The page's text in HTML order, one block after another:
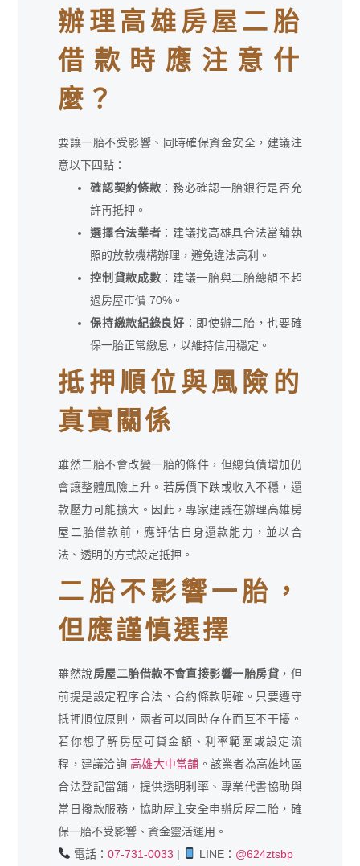
辦理高雄房屋二胎
借款時應注意什
麼？
要讓一胎不受影響、同時確保資金安全，建議注
意以下四點：
確認契約條款 ：務必確認一胎銀行是否允
許再抵押。
選擇合法業者 ：建議找高雄具合法當舖執
照的放款機構辦理，避免違法高利。
控制貸款成數 ：建議一胎與二胎總額不超
過房屋市價 70%。
保持繳款紀錄良好 ：即使辦二胎，也要確
保一胎正常繳息，以維持信用穩定。
抵押順位與風險的
真實關係
雖然二胎不會改變一胎的條件，但總負債增加仍
會讓整體風險上升。若房價下跌或收入不穩，還
款壓力可能擴大。因此，專家建議在辦理高雄房
屋二胎借款前，應評估自身還款能力，並以合
法、透明的方式設定抵押。
二胎不影響一胎，
但應謹慎選擇
雖然說房屋二胎借款不會直接影響一胎房貸 ，但
前提是設定程序合法、合約條款明確。只要遵守
抵押順位原則，兩者可以同時存在而互不干擾。
若你想了解房屋可貸金額、利率範圍或設定流
程，建議洽詢高雄大中當舖 。該業者為高雄地區
合法登記當舖，提供透明利率、專業代書協助與
當日撥款服務，協助屋主安全申辦房屋二胎，確
保一胎不受影響、資金靈活運用。
電話：07-731-0033 | LINE： @624ztsbp